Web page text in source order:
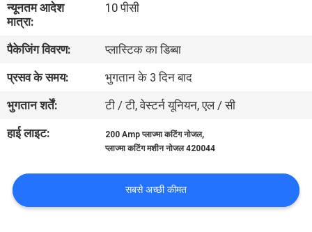
बारे
में
कारखाना
भ्रमण
नियंत्रण
न्यूनतम आदेश
मात्रा:
10 पीसी
पैकेजिंग विवरण:
प्लास्टिक का डिब्बा
प्रसव के समय:
भुगतान के 3 दिन बाद
भुगतान शर्तें:
टी / टी, वेस्टर्न यूनियन, एल / सी
हाई लाइट:
200 Amp प्लाज्मा कटिंग नोजल,
प्लाज्मा कटिंग मशीन नोजल 420044
सबसे अच्छी कीमत